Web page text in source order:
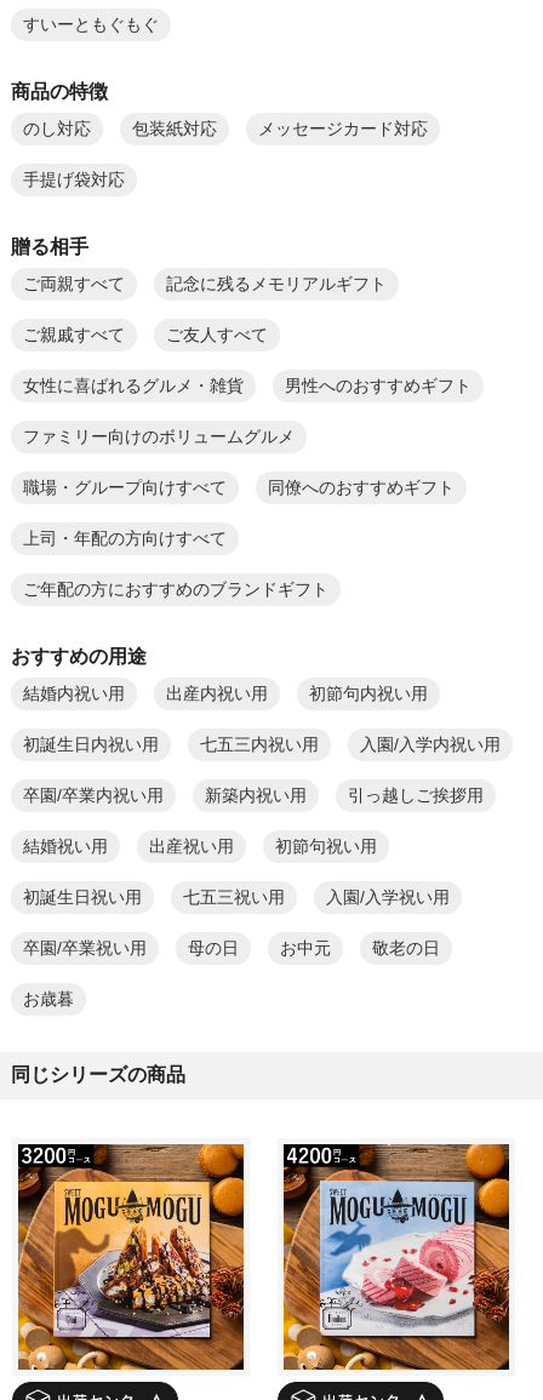
すいーともぐもぐ
商品の特徴
のし対応 包装紙対応 メッセージカード対応
手提げ袋対応
贈る相手
ご両親すべて 記念に残るメモリアルギフト
ご親戚すべて ご友人すべて
女性に喜ばれるグルメ・雑貨 男性へのおすすめギフト
ファミリー向けのボリュームグルメ
職場・グループ向けすべて 同僚へのおすすめギフト
上司・年配の方向けすべて
ご年配の方におすすめのブランドギフト
おすすめの用途
結婚内祝い用 出産内祝い用 初節句内祝い用
初誕生日内祝い用 七五三内祝い用 入園/入学内祝い用
卒園/卒業内祝い用 新築内祝い用 引っ越しご挨拶用
結婚祝い用 出産祝い用 初節句祝い用
初誕生日祝い用 七五三祝い用 入園/入学祝い用
卒園/卒業祝い用 母の日 お中元 敬老の日
お歳暮
同じシリーズの商品